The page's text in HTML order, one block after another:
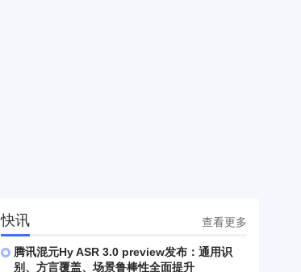
快讯 查看更多
腾讯混元Hy ASR 3.0 preview发布：通用识
别、方言覆盖、场景鲁棒性全面提升